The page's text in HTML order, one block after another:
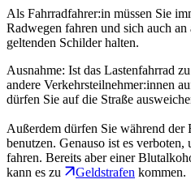
Als Fahrradfahrer:in müssen Sie
Radwegen fahren und sich auch
geltenden Schilder halten.
Ausnahme: Ist das Lastenfahrrad
andere Verkehrsteilnehmer:innen
dürfen Sie auf die Straße
Außerdem dürfen Sie während der
benutzen. Genauso ist es verboten,
fahren. Bereits aber einer
kann es zu
Geldstrafen kommen.